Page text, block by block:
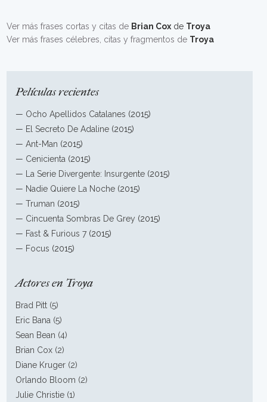
Ver más frases cortas y citas de Brian Cox de Troya
Ver más frases célebres, citas y fragmentos de Troya
Películas recientes
— Ocho Apellidos Catalanes (2015)
— El Secreto De Adaline (2015)
—Ant-Man (2015)
— Cenicienta (2015)
—
La Serie Divergente: Insurgente (2015)
— Nadie Quiere La Noche (2015)
—Truman (2015)
— Cincuenta Sombras De Grey (2015)
— Fast & Furious 7 (2015)
— Focus (2015)
Actores en Troya
Brad Pitt (5)
Eric Bana (5)
Sean Bean (4)
Brian Cox (2)
Diane Kruger (2)
Orlando Bloom (2)
Julie Christie (1)